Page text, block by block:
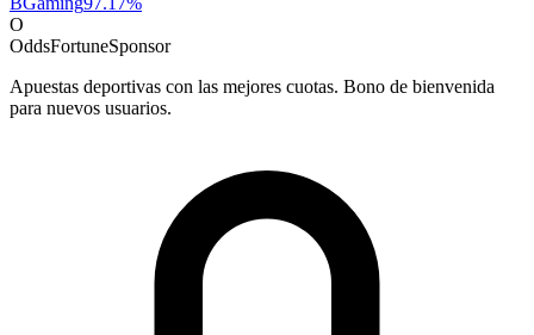
O
OddsFortuneSponsor
Apuestas deportivas con las mejores cuotas. Bono de bienvenida
para nuevos usuarios.